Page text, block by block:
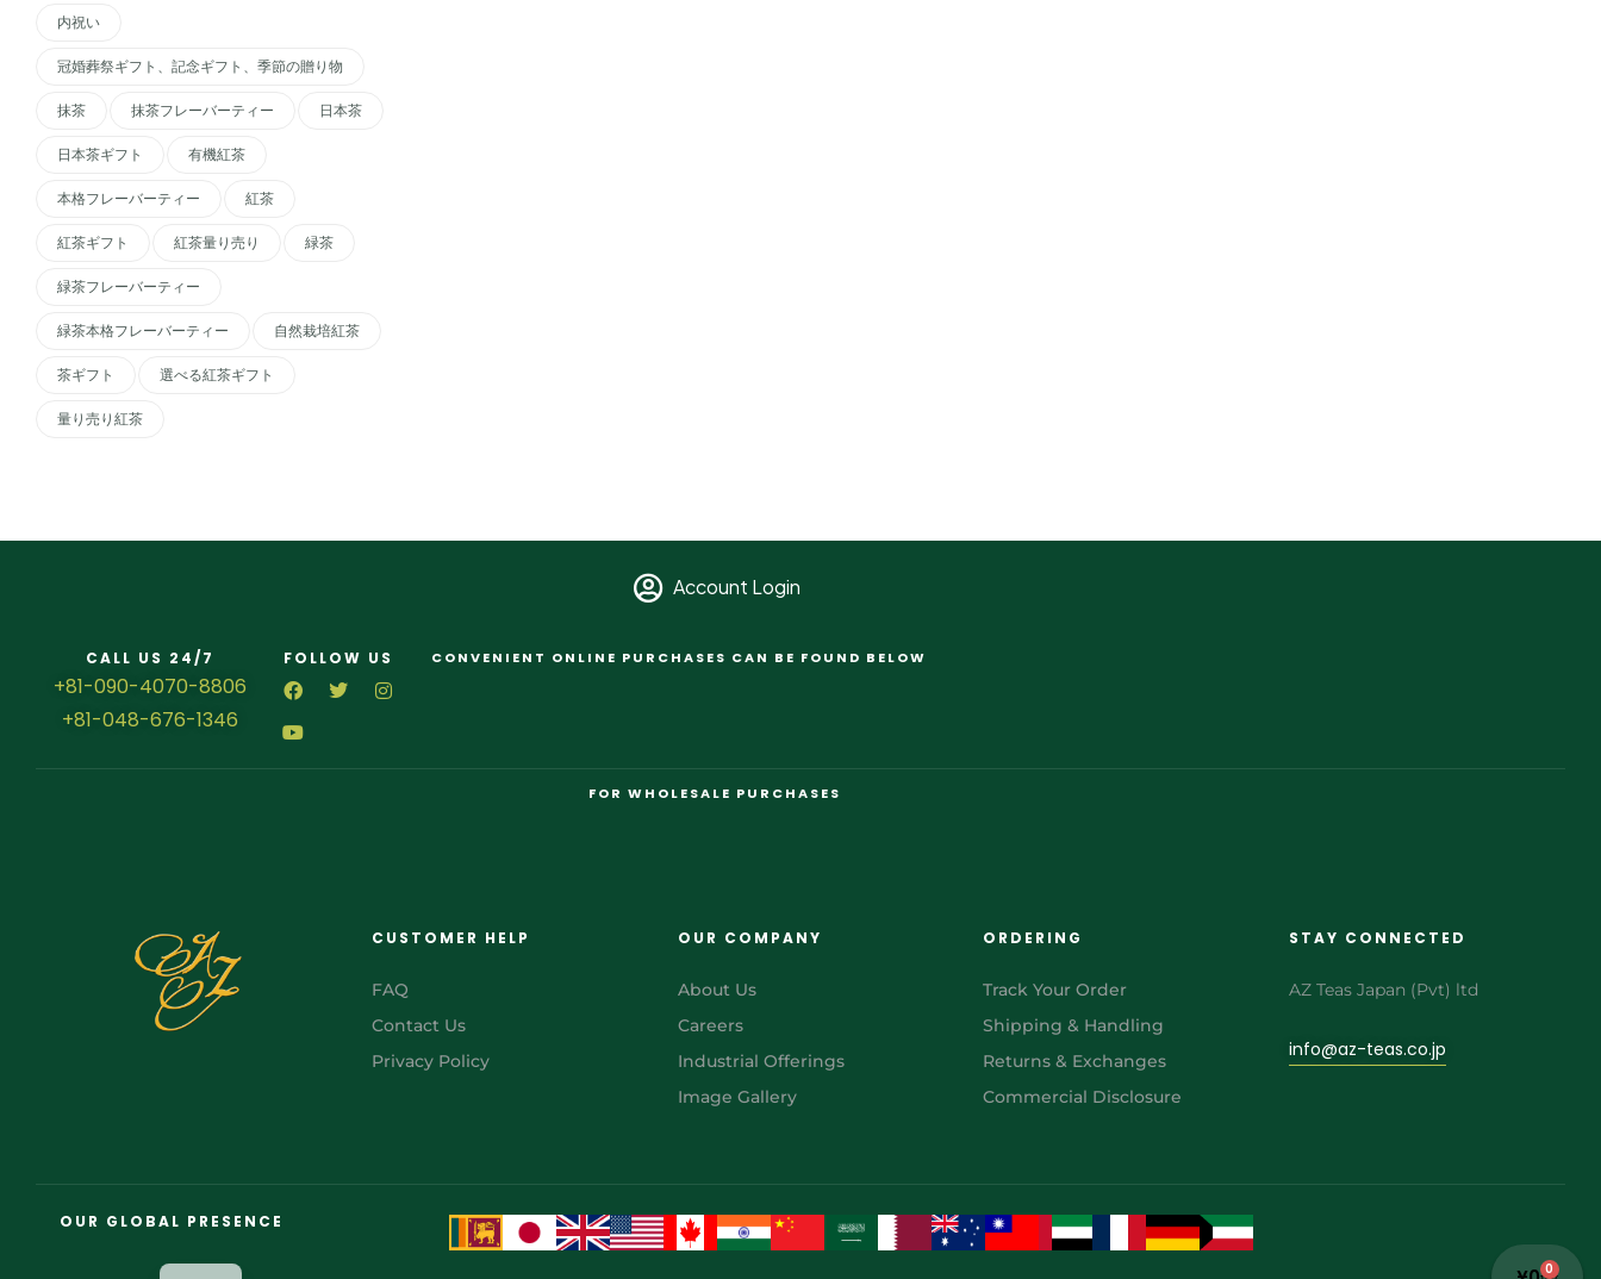
0
内祝い
冠婚葬祭ギフト、記念ギフト、季節の贈り物
抹茶 抹茶フレーバーティー 日本茶
日本茶ギフト 有機紅茶
本格フレーバーティー 紅茶
紅茶ギフト 紅茶量り売り 緑茶
緑茶フレーバーティー
緑茶本格フレーバーティー 自然栽培紅茶
茶ギフト 選べる紅茶ギフト
量り売り紅茶
Account Login
CALL US 24/7
+81-090-4070-8806
+81-048-676-1346
FOLLOW US CONVENIENT ONLINE PURCHASES CAN BE FOUND BELOW
FOR WHOLESALE PURCHASES
CUSTOMER HELP
FAQ
Contact Us
Privacy Policy
OUR COMPANY
About Us
Careers
Industrial Offerings
Image Gallery
ORDERING
Track Your Order
Shipping & Handling
Returns & Exchanges
Commercial Disclosure
STAY CONNECTED
AZ Teas Japan (Pvt) ltd
info@az-teas.co.jp
OUR GLOBAL PRESENCE
AR